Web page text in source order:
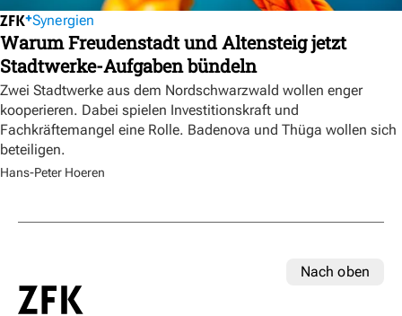
Synergien
Warum Freudenstadt und Altensteig jetzt
Stadtwerke-Aufgaben bündeln
Zwei Stadtwerke aus dem Nordschwarzwald wollen enger
kooperieren. Dabei spielen Investitionskraft und
Fachkräftemangel eine Rolle. Badenova und Thüga wollen sich
beteiligen.
Hans-Peter Hoeren
Nach oben